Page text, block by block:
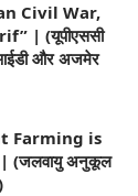
Civil War,
| (यूपीएससी
आईडी और अजमेर
Farming is
(जलवायु अनुकूल